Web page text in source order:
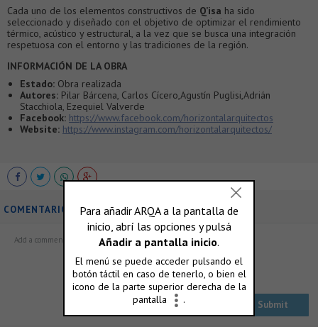
Cada uno de los elementos constructivos de Q’isa ha sido
seleccionado y diseñado con el objetivo de optimizar el rendimiento
térmico, acústico y estructural, a la vez que se busca una integración
respetuosa con el entorno y las tradiciones de la región.
INFORMACIÓN DE LA OBRA
Estado: Obra realizada
Autores: Pilar Bárcena, Carlos Cícero,Agustín Puglisi,Adrián
Stacchiola, Ezequiel Valverde
Facebook: https://www.facebook.com/horizontalarquitectos
Website: https://www.instagram.com/horizontalarquitectos/
COMENTARIOS
ó accedé con